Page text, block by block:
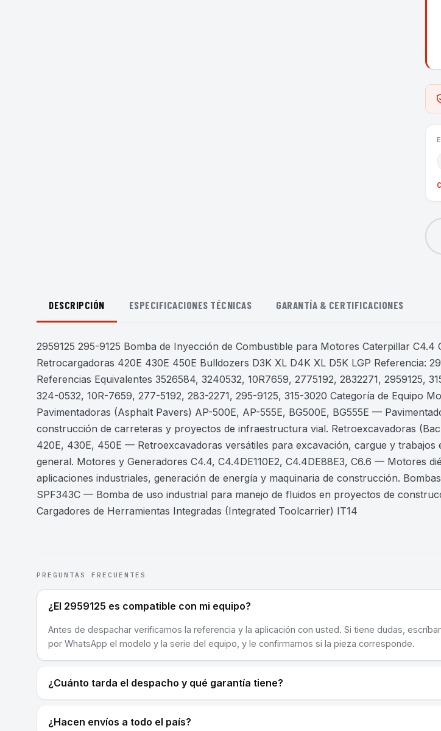
DESCRIPCIÓN ESPECIFICACIONES TÉCNICAS GARANTÍA & CERTIFICACIONES
2959125 295-9125 Bomba de Inyección de Combustible para Motores Caterpillar C4.4
Retrocargadoras 420E 430E 450E Bulldozers D3K XL D4K XL D5K LGP Referencia:
Referencias Equivalentes 3526584, 3240532, 10R7659, 2775192, 2832271, 2959125,
324-0532, 10R-7659, 277-5192, 283-2271, 295-9125, 315-3020 Categoría de Equipo
Pavimentadoras (Asphalt Pavers) AP-500E, AP-555E, BG500E, BG555E —
construcción de carreteras y proyectos de infraestructura vial. Retroexcavadoras
420E, 430E, 450E — Retroexcavadoras versátiles para excavación, cargue y trabajos
general. Motores y Generadores C4.4, C4.4DE110E2, C4.4DE88E3, C6.6 — Motores
aplicaciones industriales, generación de energía y maquinaria de construcción.
SPF343C — Bomba de uso industrial para manejo de fluidos en proyectos de
Cargadores de Herramientas Integradas (Integrated Toolcarrier) IT14
PREGUNTAS FRECUENTES
¿El 2959125 es compatible con mi equipo?
Antes de despachar verificamos la referencia y la aplicación con usted. Si tiene dudas,
por WhatsApp el modelo y la serie del equipo, y le confirmamos si la pieza corresponde.
¿Cuánto tarda el despacho y qué garantía tiene?
¿Hacen envíos a todo el país?